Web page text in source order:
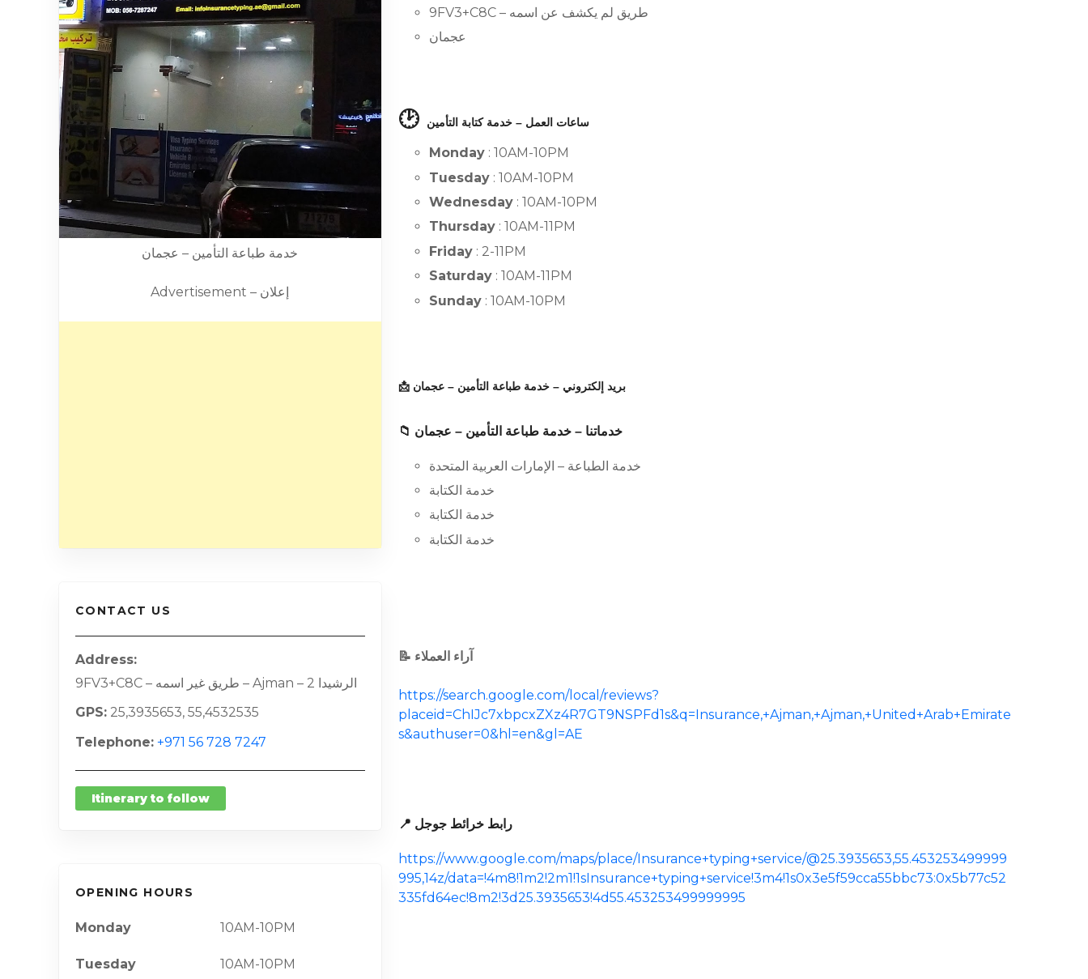
خدمة طباعة التأمين – عجمان
Advertisement – إعلان
CONTACT US
Address
9FV3+C8C – طريق غير اسمه – Ajman – الرشيدا 2
GPS 25,3935653, 55,4532535
Telephone +971 56 728 7247
Itinerary to follow
OPENING HOURS
Monday 10AM-10PM
Tuesday 10AM-10PM
9FV3+C8C – طريق لم يكشف عن اسمه
عجمان
🕑 ساعات العمل – خدمة كتابة التأمين
Monday : 10AM-10PM
Tuesday : 10AM-10PM
Wednesday : 10AM-10PM
Thursday : 10AM-11PM
Friday : 2-11PM
Saturday : 10AM-11PM
Sunday : 10AM-10PM
📩 بريد إلكتروني – خدمة طباعة التأمين – عجمان
📁 خدماتنا – خدمة طباعة التأمين – عجمان
خدمة الطباعة – الإمارات العربية المتحدة
خدمة الكتابة
خدمة الكتابة
خدمة الكتابة
📝 آراء العملاء
https://search.google.com/local/reviews?
placeid=ChIJc7xbpcxZXz4R7GT9NSPFd1s&q=Insurance,+Ajman,+Ajman,+United+Arab+Emirate
s&authuser=0&hl=en&gl=AE
📍 رابط خرائط جوجل
https://www.google.com/maps/place/Insurance+typing+service/@25.3935653,55.453253499999
995,14z/data=!4m8!1m2!2m1!1sInsurance+typing+service!3m4!1s0x3e5f59cca55bbc73:0x5b77c52
335fd64ec!8m2!3d25.3935653!4d55.453253499999995